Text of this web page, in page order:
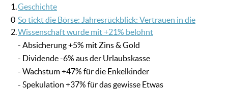
1.Geschichte
0
2.
So tickt die Börse: Jahresrückblick: Vertrauen in die
Wissenschaft wurde mit +21% belohnt
- Absicherung +5% mit Zins & Gold
- Dividende -6% aus der Urlaubskasse
- Wachstum +47% für die Enkelkinder
- Spekulation +37% für das gewisse Etwas